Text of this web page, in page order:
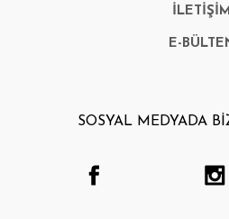
İLETİŞİM
E-
SOSYAL MEDYADA